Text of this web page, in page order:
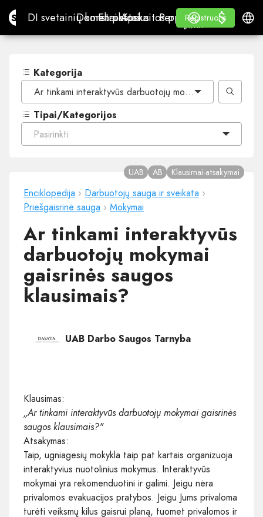
Site.proDI svetainių konstruktorius
DI svetainių konstruktorius
Domenai
DomenaiEl. paštas
El. paštasApskaitos programa
Apskaitos programa
Perpardavėjams
„WHITE LABEL“
Mokymasis
Mokymasis
Registruotis
Registruotis
Prisijungti
$
$
Kategorija
Ar tinkami interaktyvūs darbuotojų mokymai gaisrinės
Tipai/Kategorijos
Pasirinkti
Enciklopedija › Darbuotojų sauga ir sveikata ›
Priešgaisrinė sauga › Mokymai
Ar tinkami interaktyvūs
darbuotojų mokymai
gaisrinės saugos
klausimais?
UAB AB Klausimai-atsakymai
UAB Darbo Saugos Tarnyba
Klausimas:
„Ar tinkami interaktyvūs darbuotojų mokymai gaisrinės
saugos klausimais?"
Atsakymas:
Taip, ugniagesių mokykla taip pat kartais organizuoja
interaktyvius nuotolinius mokymus. Interaktyvūs
mokymai yra rekomenduotini ir galimi. Jeigu nėra
privalomos evakuacijos pratybos. Jeigu Jums privaloma
turėti veiksmų kilus gaisrui planą, tuomet privalomos ir